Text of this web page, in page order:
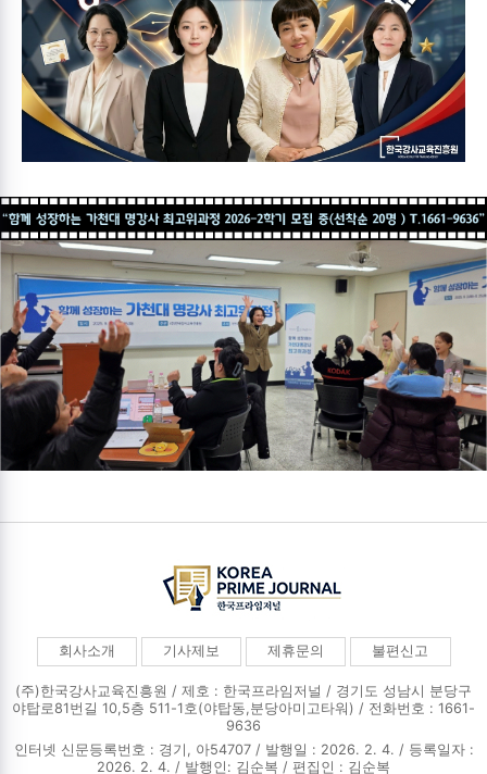
회사소개 기사제보 제휴문의 불편신고
(주)한국강사교육진흥원 / 제호 : 한국프라임저널 / 경기도 성남시 분당구
야탑로81번길 10,5층 511-1호(야탑동,분당아미고타워) / 전화번호 : 1661-
9636
인터넷 신문등록번호 : 경기, 아54707 / 발행일 : 2026. 2. 4. / 등록일자 :
2026. 2. 4. / 발행인: 김순복 / 편집인 : 김순복